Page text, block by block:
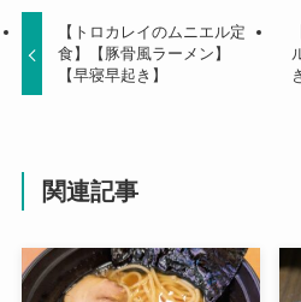
【トロカレイのムニエル定
食】【豚骨風ラーメン】
【早寝早起き】
関連記事